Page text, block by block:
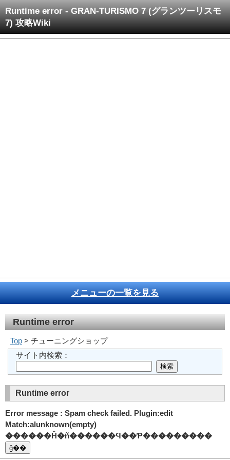
Runtime error - GRAN-TURISMO 7 (グランツーリスモ
7) 攻略Wiki
メニューの一覧を見る
Runtime error
Top > チューニングショップ
サイト内検索：
Runtime error
Error message : Spam check failed. Plugin:edit
Match:alunknown(empty)
������Ĥ�ñ������Ϥ��Ƥ���������